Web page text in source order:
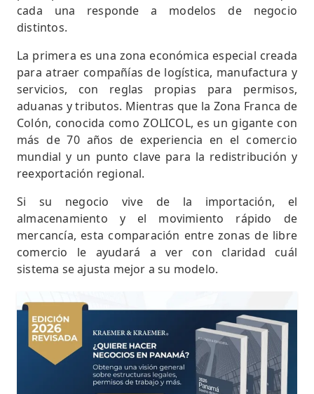
cada una responde a modelos de negocio
distintos.
La primera es una zona económica especial creada
para atraer compañías de logística, manufactura y
servicios, con reglas propias para permisos,
aduanas y tributos. Mientras que la Zona Franca de
Colón, conocida como ZOLICOL, es un gigante con
más de 70 años de experiencia en el comercio
mundial y un punto clave para la redistribución y
reexportación regional.
Si su negocio vive de la importación, el
almacenamiento y el movimiento rápido de
mercancía, esta comparación entre zonas de libre
comercio le ayudará a ver con claridad cuál
sistema se ajusta mejor a su modelo.